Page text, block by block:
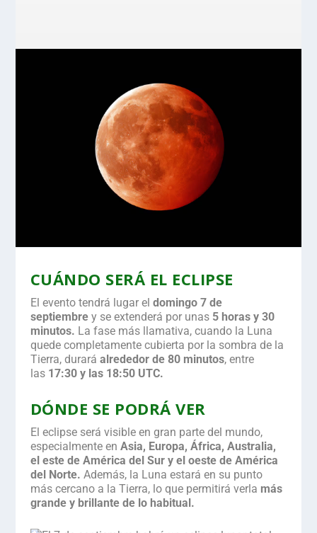
CUÁNDO SERÁ EL ECLIPSE
El evento tendrá lugar el domingo 7 de
septiembrey se extenderá por unas 5 horas y 30
minutos. La fase más llamativa, cuando la Luna
quede completamente cubierta por la sombra de la
Tierra, durará alrededor de 80 minutos, entre
las 17:30 y las 18:50 UTC.
DÓNDE SE PODRÁ VER
El eclipse será visible en gran parte del mundo,
especialmente en Asia, Europa, África, Australia,
el este de América del Sur y el oeste de América
del Norte. Además, la Luna estará en su punto
más cercano a la Tierra, lo que permitirá verla más
grande y brillante de lo habitual.